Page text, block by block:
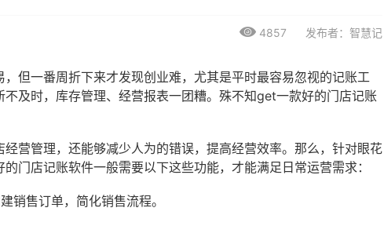
4857 发布者：智慧记
但一番周折下来才发现创业难，尤其是平时最容易忽视的记账工
及时，库存管理、经营报表一团糟。殊不知get一款好的门店记账
营管理，还能够减少人为的错误，提高经营效率。那么，针对眼花
门店记账软件一般需要以下这些功能，才能满足日常运营需求：
销售订单，简化销售流程。